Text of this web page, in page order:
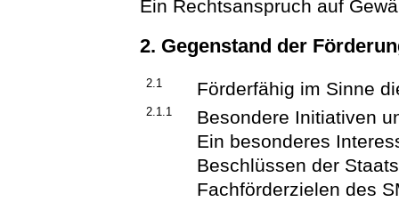
Ein Rechtsanspruch auf
2. Gegenstand der
2.1 Förderfähig im Sinne
2.1.1
Besondere Initiativen
Ein besonderes
Beschlüssen der
Fachförderzielen des